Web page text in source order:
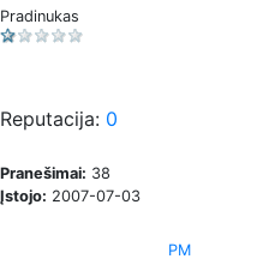
Pradinukas
Reputacija: 0
Pranešimai: 38
Įstojo: 2007-07-03
PM